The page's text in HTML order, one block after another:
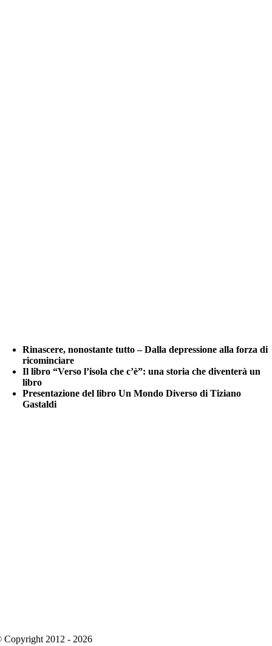
Rinascere, nonostante tutto – Dalla depressione alla forza di
ricominciare
Il libro “Verso l’isola che c’è”: una storia che diventerà un
libro
Presentazione del libro Un Mondo Diverso di Tiziano
Gastaldi
Copyright 2012 - 2026